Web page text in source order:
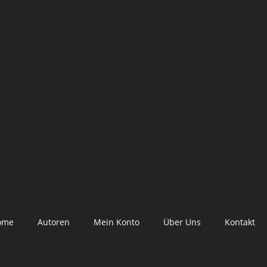
Autoren Mein Konto Über Uns Kontakt